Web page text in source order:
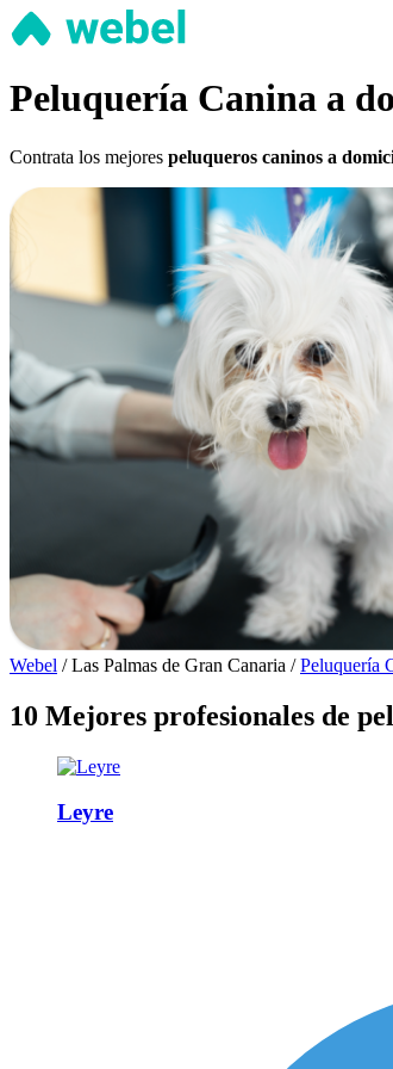
Peluquería Canina a
Contrata los mejores peluqueros caninos a
Webel / Las Palmas de Gran Canaria / Peluquería
10 Mejores profesionales de
Leyre